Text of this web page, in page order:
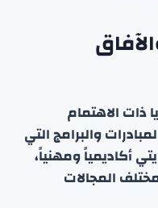
ذات الاهتمام
والبرامج التي
أكاديمياً ومهنياً،
المجالات